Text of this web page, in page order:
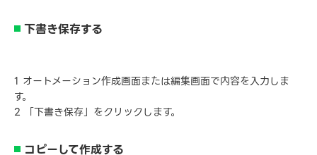
下書き保存する
1 オートメーション作成画面または編集画面で内容を入力しま
す。
2 「下書き保存」をクリックします。
コピーして作成する